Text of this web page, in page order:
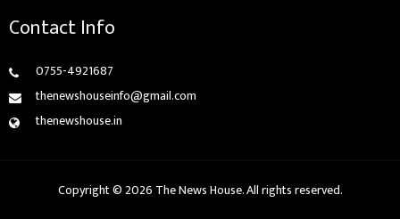
Contact Info
0755-4921687
thenewshouseinfo@gmail.com
thenewshouse.in
Copyright © 2026 The News House. All rights reserved.